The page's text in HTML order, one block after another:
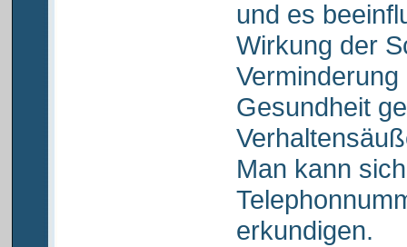
und es
Wirkung der
Gesundheit
Man kann
erkundigen.